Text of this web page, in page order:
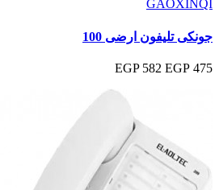
GAOXINQI
جونكى تليفون ارضى 100
475 EGP
582 EGP